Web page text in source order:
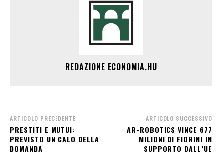
REDAZIONE ECONOMIA.HU
ARTICOLO PRECEDENTE
PRESTITI E MUTUI:
PREVISTO UN CALO DELLA
DOMANDA
ARTICOLO SUCCESSIVO
AR-ROBOTICS VINCE 677
MILIONI DI FIORINI IN
SUPPORTO DALL’UE